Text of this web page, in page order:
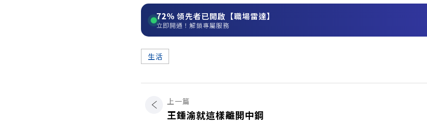
72% 領先者已開啟【職場雷達】
立即開通！解鎖專屬服務
生活
上一篇
王鍾渝就這樣離開中鋼